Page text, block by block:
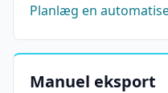
Planlæg en
Manuel eksport